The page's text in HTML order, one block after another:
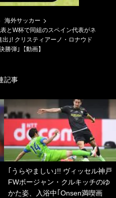
海外サッカー
とW杯で同組のスペイン代表がネ
｣! クリスティアーノ・ロナウド
勝弾｣【動画】
記事
｢うらやましい｣!! ヴィッセル神戸
FWボージャン・クルキッチのゆ
かた姿、入浴中｢Onsen満喫画